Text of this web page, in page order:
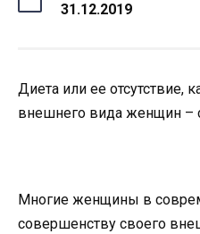
31.12.2019
Диета или ее отсутствие,
внешнего вида женщин –
Многие женщины в
совершенству своего